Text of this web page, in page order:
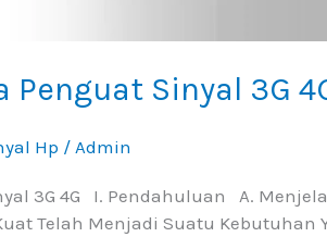
Sinyal 3G
Hp /Admin
3G 4G I. Pendahuluan A.
Telah Menjadi Suatu Kebutuhan